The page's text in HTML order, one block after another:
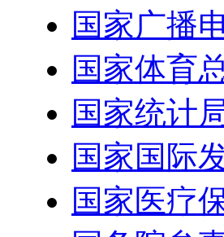
国家广播
国家体育
国家统计
国家国际
国家医疗